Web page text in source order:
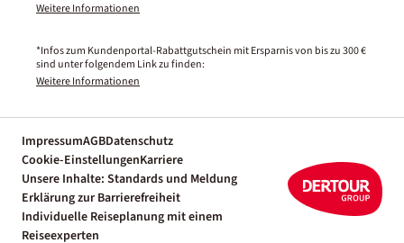
Weitere Informationen
*Infos zum Kundenportal-Rabattgutschein mit Ersparnis von bis zu 300 €
sind unter folgendem Link zu finden:
Weitere Informationen
ImpressumAGBDatenschutz
Cookie-EinstellungenKarriere
Unsere Inhalte: Standards und Meldung
Erklärung zur Barrierefreiheit
Individuelle Reiseplanung mit einem
Reiseexperten